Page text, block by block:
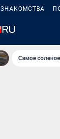
ЗНАКОМСТВА
Самое